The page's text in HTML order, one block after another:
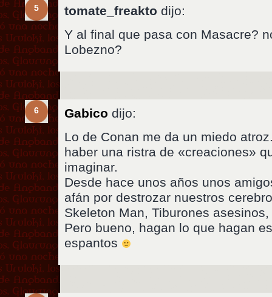
5 tomate_freakto dijo:
Y al final que pasa con Masacre?
Lobezno?
6 Gabico dijo:
Lo de Conan me da un miedo
haber una ristra de «creaciones»
imaginar.
Desde hace unos años unos
afán por destrozar nuestros
Skeleton Man, Tiburones
Pero bueno, hagan lo que hagan
espantos